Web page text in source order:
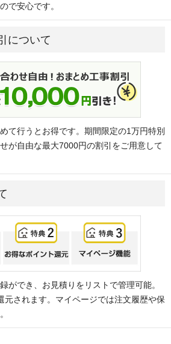
で安心です。
について
て行うとお得です。期間限定の1万円特別
が自由な最大7000円の割引をご用意して
ができ、お見積りをリストで管理可能。
元されます。マイページでは注文履歴や保